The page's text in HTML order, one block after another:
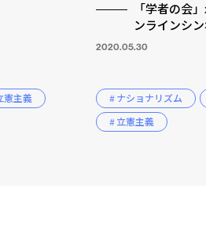
憲主義
「学者の会
ンラインシ
2020.05.30
# ナショナリズム
# 立憲主義